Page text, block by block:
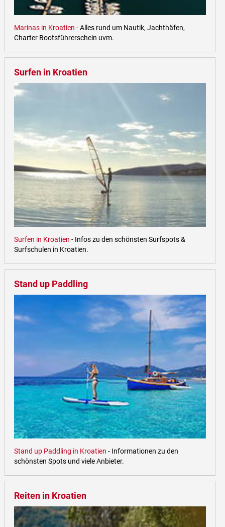
Marinas in Kroatien - Alles rund um Nautik, Jachthäfen,
Charter Bootsführerschein uvm.
Surfen in Kroatien
Surfen in Kroatien - Infos zu den schönsten Surfspots &
Surfschulen in Kroatien.
Stand up Paddling
Stand up Paddling in Kroatien - Informationen zu den
schönsten Spots und viele Anbieter.
Reiten in Kroatien